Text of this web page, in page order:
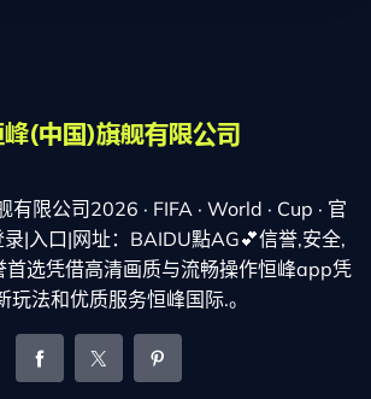
限公司2026 · FIFA · World · Cup · 官
|入口|网址：BAIDU點AG💕信誉,安全,
选凭借高清画质与流畅操作恒峰app凭
玩法和优质服务恒峰国际.。